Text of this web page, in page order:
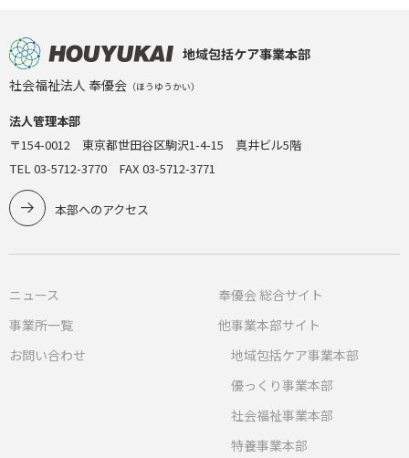
地域包括ケア事業本部
社会福祉法人 奉優会 （ほうゆうかい）
法人管理本部
〒154-0012 東京都世田谷区駒沢1-4-15 真井ビル5階
TEL 03-5712-3770 FAX 03-5712-3771
本部へのアクセス
ニュース
事業所一覧
お問い合わせ
奉優会 総合サイト
他事業本部サイト
地域包括ケア事業本部
優っくり事業本部
社会福祉事業本部
特養事業本部